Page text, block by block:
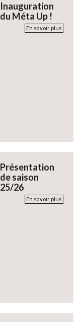
Inauguration
du Méta Up !
En savoir plus
Présentation
de saison
25/26
En savoir plus